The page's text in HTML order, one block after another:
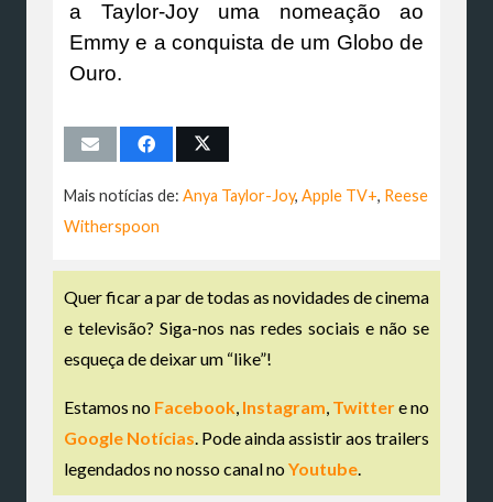
a Taylor-Joy uma nomeação ao
Emmy e a conquista de um Globo de
Ouro.
Mais notícias de: Anya Taylor-Joy, Apple TV+, Reese
Witherspoon
Quer ficar a par de todas as novidades de cinema
e televisão? Siga-nos nas redes sociais e não se
esqueça de deixar um “like”!
Estamos no Facebook, Instagram, Twittere no
Google Notícias. Pode ainda assistir aos trailers
legendados no nosso canal noYoutube.